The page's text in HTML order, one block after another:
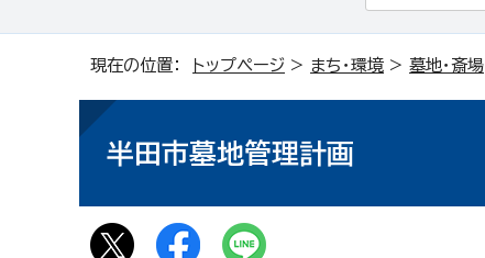
現在の位置： トップページ > まち・環境 > 墓地・斎場
半田市墓地管理計画